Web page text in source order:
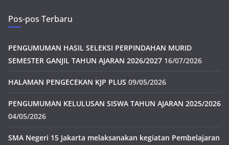
Pos-pos Terbaru
PENGUMUMAN HASIL SELEKSI PERPINDAHAN MURID
SEMESTER GANJIL TAHUN AJARAN 2026/2027 16/07/2026
HALAMAN PENGECEKAN KJP PLUS 09/05/2026
PENGUMUMAN KELULUSAN SISWA TAHUN AJARAN 2025/2026
04/05/2026
SMA Negeri 15 Jakarta melaksanakan kegiatan Pembelajaran